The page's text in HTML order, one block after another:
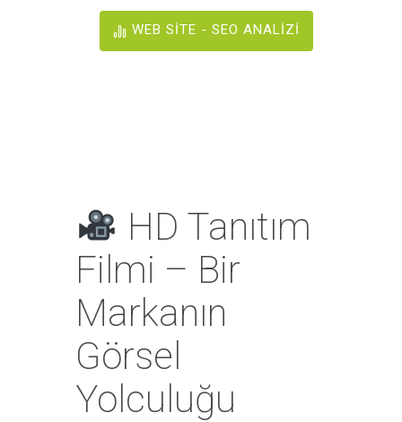
WEB SİTE - SEO ANALİZİ
HD Tanıtım
Filmi – Bir
Markanın
Görsel
Yolculuğu